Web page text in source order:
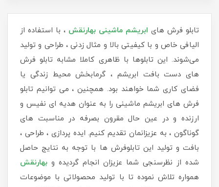
تابلو فرش های ابریشم ماشینی بهارنقش ، با استفاده از
الیافی خاص و با کیفیتی بالا و مثال زدنی ، طراحی و تولید
می‌شوند. این تابلوها با ظاهری کاملا مشابه تابلو فرش
های دست بافت ابریشم ، گرمابخش محیط زندگی یا
فضای کاری شما خواهند بود. همچنین ، می توانیم تابلو
فرش های ابریشم ماشینی را به عنوان هدیه ای نفیس و
ارزنده و در عین حال مقرون بصرفه در مناسبت های
گوناگون ، به عزیزانمان تقدیم کنیم. ایده پردازی ، طراحی ،
بافت و تولید این تابلوفرش ها با توجه به نتایج حاصل
شده از نظرسنجی شما عزیزان انجام گردیده و بهارنقش
همواره تلاش نموده تا با تولید محصولاتی با موضوعات